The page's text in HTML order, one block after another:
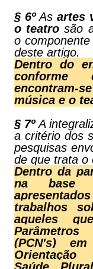
§ 6ºAs artes
o teatro são
o
deste artigo.
Dentro do
conforme
encontram-
música e o
§ 7ºA
a critério dos
pesquisas
de que trata o
Dentro da
na base
trabalhos
aqueles
(PCN's)
Orientação